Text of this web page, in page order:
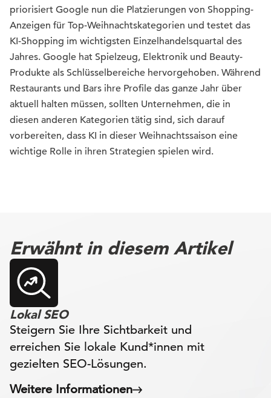
priorisiert Google nun die Platzierungen von Shopping-
Anzeigen für Top-Weihnachtskategorien und testet das
KI-Shopping im wichtigsten Einzelhandelsquartal des
Jahres. Google hat Spielzeug, Elektronik und Beauty-
Produkte als Schlüsselbereiche hervorgehoben. Während
Restaurants und Bars ihre Profile das ganze Jahr über
aktuell halten müssen, sollten Unternehmen, die in
diesen anderen Kategorien tätig sind, sich darauf
vorbereiten, dass KI in dieser Weihnachtssaison eine
wichtige Rolle in ihren Strategien spielen wird.
Erwähnt in diesem Artikel
Lokal SEO
Steigern Sie Ihre Sichtbarkeit und
erreichen Sie lokale Kund*innen mit
gezielten SEO-Lösungen.
Weitere Informationen